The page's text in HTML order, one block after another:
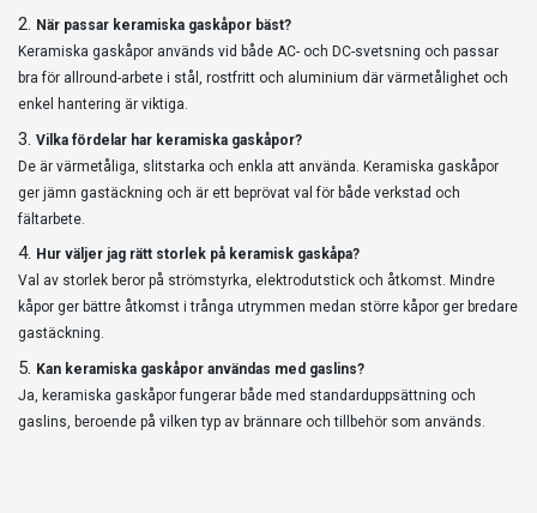
När passar keramiska gaskåpor bäst?
Keramiska gaskåpor används vid både AC- och DC-svetsning och passar
bra för allround-arbete i stål, rostfritt och aluminium där värmetålighet och
enkel hantering är viktiga.
Vilka fördelar har keramiska gaskåpor?
De är värmetåliga, slitstarka och enkla att använda. Keramiska gaskåpor
ger jämn gastäckning och är ett beprövat val för både verkstad och
fältarbete.
Hur väljer jag rätt storlek på keramisk gaskåpa?
Val av storlek beror på strömstyrka, elektrodutstick och åtkomst. Mindre
kåpor ger bättre åtkomst i trånga utrymmen medan större kåpor ger bredare
gastäckning.
Kan keramiska gaskåpor användas med gaslins?
Ja, keramiska gaskåpor fungerar både med standarduppsättning och
gaslins, beroende på vilken typ av brännare och tillbehör som används.